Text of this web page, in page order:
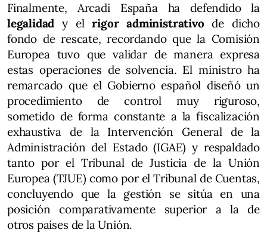
Finalmente, Arcadi España ha defendido la
legalidady elrigor administrativode dicho
fondo de rescate, recordando que la Comisión
Europea tuvo que validar de manera expresa
estas operaciones de solvencia. El ministro ha
remarcado que el Gobierno español diseñó un
procedimiento de control muy riguroso,
sometido de forma constante a la fiscalización
exhaustiva de la Intervención General de la
Administración del Estado (IGAE) y respaldado
tanto por el Tribunal de Justicia de la Unión
Europea (TJUE) como por el Tribunal de Cuentas,
concluyendo que la gestión se sitúa en una
posición comparativamente superior a la de
otros países de la Unión.